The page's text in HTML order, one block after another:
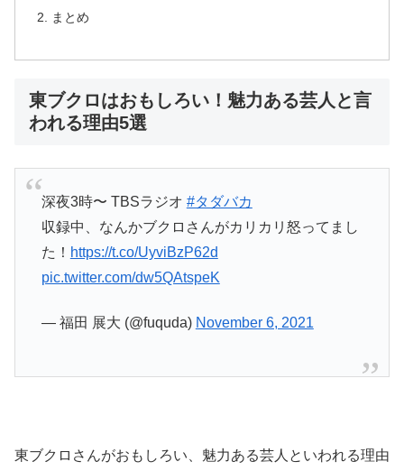
まとめ
東ブクロはおもしろい！魅力ある芸人と言
われる理由5選
深夜3時〜 TBSラジオ #タダバカ
収録中、なんかブクロさんがカリカリ怒ってまし
た！ https://t.co/UyviBzP62d
pic.twitter.com/dw5QAtspeK
— 福田 展大 (@fuquda) November 6, 2021
東ブクロさんがおもしろい、魅力ある芸人といわれる理由